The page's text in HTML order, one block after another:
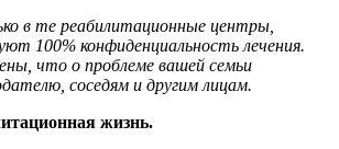
в те реабилитационные центры,
100% конфиденциальность лечения.
что о проблеме вашей семьи
соседям и другим лицам.
жизнь.